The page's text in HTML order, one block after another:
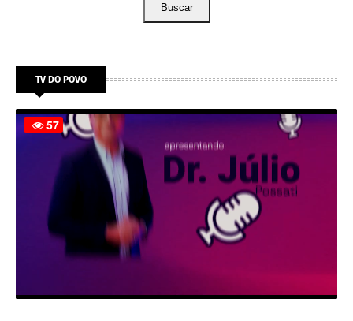
Buscar
TV DO POVO